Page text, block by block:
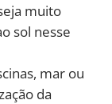
muito
sol nesse
mar ou
da